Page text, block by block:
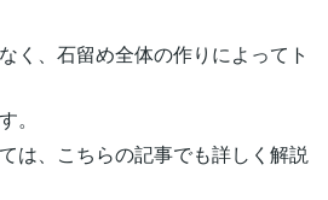
く、石留め全体の作りによってト
。
は、こちらの記事でも詳しく解説